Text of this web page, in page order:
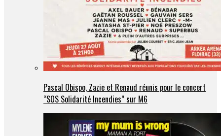
Pascal Obispo, Zazie et Renaud réunis pour le concert
“SOS Solidarité Incendies” sur M6